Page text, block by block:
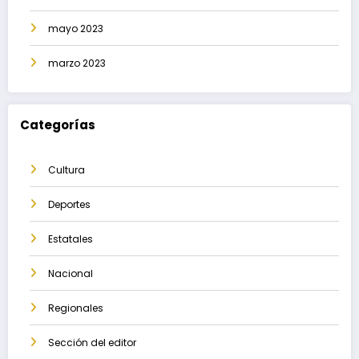
mayo 2023
marzo 2023
Categorías
Cultura
Deportes
Estatales
Nacional
Regionales
Sección del editor